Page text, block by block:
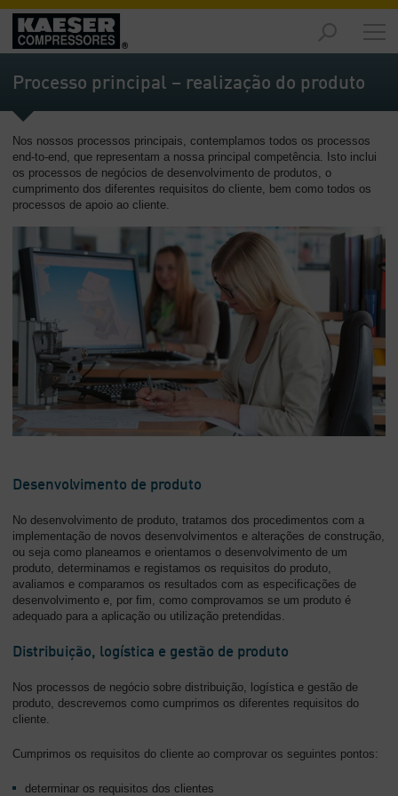
Produtos
-
Visão
geral
Soluções
-
Visão
geral
Serviços
Visão
geral
Empresa
Visão
geral
Processo principal – realização do produto
Nos nossos processos principais, contemplamos todos os processos
end-to-end, que representam a nossa principal competência. Isto inclui
os processos de negócios de desenvolvimento de produtos, o
cumprimento dos diferentes requisitos do cliente, bem como todos os
processos de apoio ao cliente.
Desenvolvimento de produto
No desenvolvimento de produto, tratamos dos procedimentos com a
implementação de novos desenvolvimentos e alterações de construção,
ou seja como planeamos e orientamos o desenvolvimento de um
produto, determinamos e registamos os requisitos do produto,
avaliamos e comparamos os resultados com as especificações de
desenvolvimento e, por fim, como comprovamos se um produto é
adequado para a aplicação ou utilização pretendidas.
Distribuição, logística e gestão de produto
Nos processos de negócio sobre distribuição, logística e gestão de
produto, descrevemos como cumprimos os diferentes requisitos do
cliente.
Cumprimos os requisitos do cliente ao comprovar os seguintes pontos:
determinar os requisitos dos clientes